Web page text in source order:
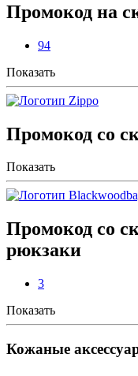
Промокод на
94
Показать
Промокод со
Показать
Промокод со
рюкзаки
3
Показать
Кожаные